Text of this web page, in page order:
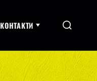
КОНТАКТИ